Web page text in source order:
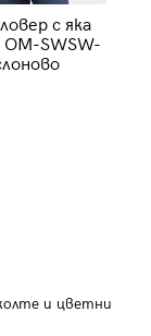
с яка
SWSW-
и цветни